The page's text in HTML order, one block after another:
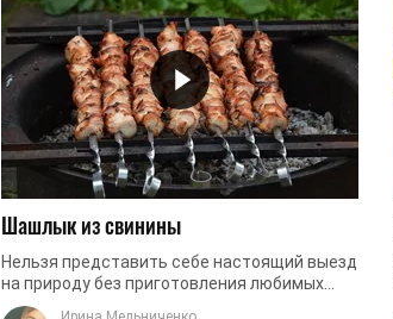
Шашлык из свинины
Нельзя представить себе настоящий выезд
на природу без приготовления любимых
шашлыков. Ароматное, сочное мясо,